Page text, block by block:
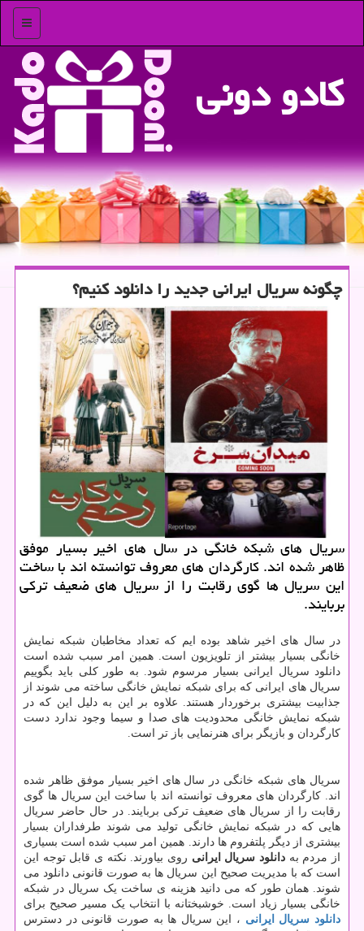
منو
كادو دونی
چگونه سریال ایرانی جدید را دانلود كنیم؟
سریال های شبكه خانگی در سال های اخیر بسیار موفق
ظاهر شده اند. كارگردان های معروف توانسته اند با ساخت
این سریال ها گوی رقابت را از سریال های ضعیف تركی
بربایند.
در سال های اخیر شاهد بوده ایم که تعداد مخاطبان شبکه نمایش
خانگی بسیار بیشتر از تلویزیون است. همین امر سبب شده است
دانلود سریال ایرانی بسیار مرسوم شود. به طور کلی باید بگوییم
سریال های ایرانی که برای شبکه نمایش خانگی ساخته می شوند از
جذابیت بیشتری برخوردار هستند. علاوه بر این به دلیل این که در
شبکه نمایش خانگی محدودیت های صدا و سیما وجود ندارد دست
کارگردان و بازیگر برای هنرنمایی باز تر است.
سریال های شبکه خانگی در سال های اخیر بسیار موفق ظاهر شده
اند. کارگردان های معروف توانسته اند با ساخت این سریال ها گوی
رقابت را از سریال های ضعیف ترکی بربایند. در حال حاضر سریال
هایی که در شبکه نمایش خانگی تولید می شوند طرفداران بسیار
بیشتری از دیگر پلتفروم ها دارند. همین امر سبب شده است بسیاری
از مردم به دانلود سریال ایرانی روی بیاورند. نکته ی قابل توجه این
است که با مدیریت صحیح این سریال ها به صورت قانونی دانلود می
شوند. همان طور که می دانید هزینه ی ساخت یک سریال در شبکه
خانگی بسیار زیاد است. خوشبختانه با انتخاب یک مسیر صحیح برای
دانلود سریال ایرانی ، این سریال ها به صورت قانونی در دسترس